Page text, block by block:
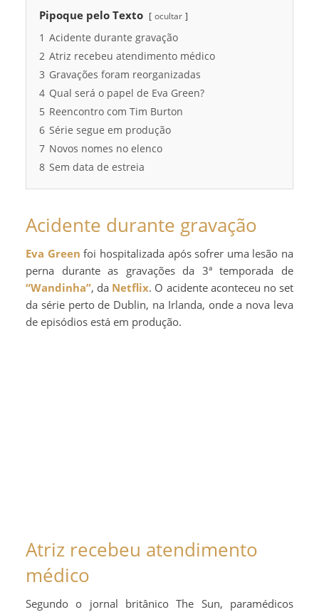
Pipoque pelo Texto ocultar
1 Acidente durante gravação
2 Atriz recebeu atendimento médico
3 Gravações foram reorganizadas
4 Qual será o papel de Eva Green?
5 Reencontro com Tim Burton
6 Série segue em produção
7 Novos nomes no elenco
8 Sem data de estreia
Acidente durante gravação
Eva Green foi hospitalizada após sofrer uma lesão na
perna durante as gravações da 3ª temporada de
“Wandinha”, da Netflix. O acidente aconteceu no set
da série perto de Dublin, na Irlanda, onde a nova leva
de episódios está em produção.
Atriz recebeu atendimento
médico
Segundo o jornal britânico The Sun, paramédicos